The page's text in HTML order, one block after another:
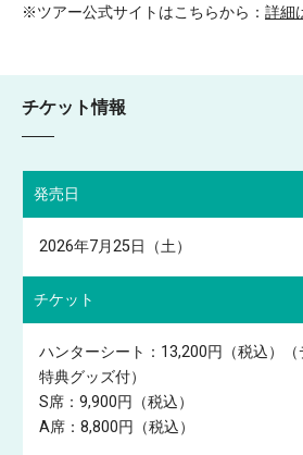
※ツアー公式サイトはこちらから： 詳細
チケット情報
発売日
2026年7月25日（土）
チケット
ハンターシート：13,200円（税込）（
特典グッズ付）
S席：9,900円（税込）
A席：8,800円（税込）